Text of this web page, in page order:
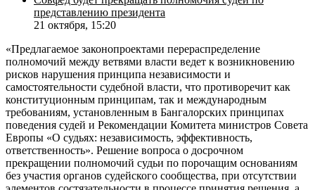
представлению президента
21 октября, 15:20
«Предлагаемое законопроектами перераспределение
полномочий между ветвями власти ведет к возникновению
рисков нарушения принципа независимости и
самостоятельности судебной власти, что противоречит как
конституционным принципам, так и международным
требованиям, установленным в Бангалорских принципах
поведения судей и Рекомендации Комитета министров Совета
Европы «О судьях: независимость, эффективность,
ответственность». Решение вопроса о досрочном
прекращении полномочий судьи по порочащим основаниям
без участия органов судейского сообщества, при отсутствии